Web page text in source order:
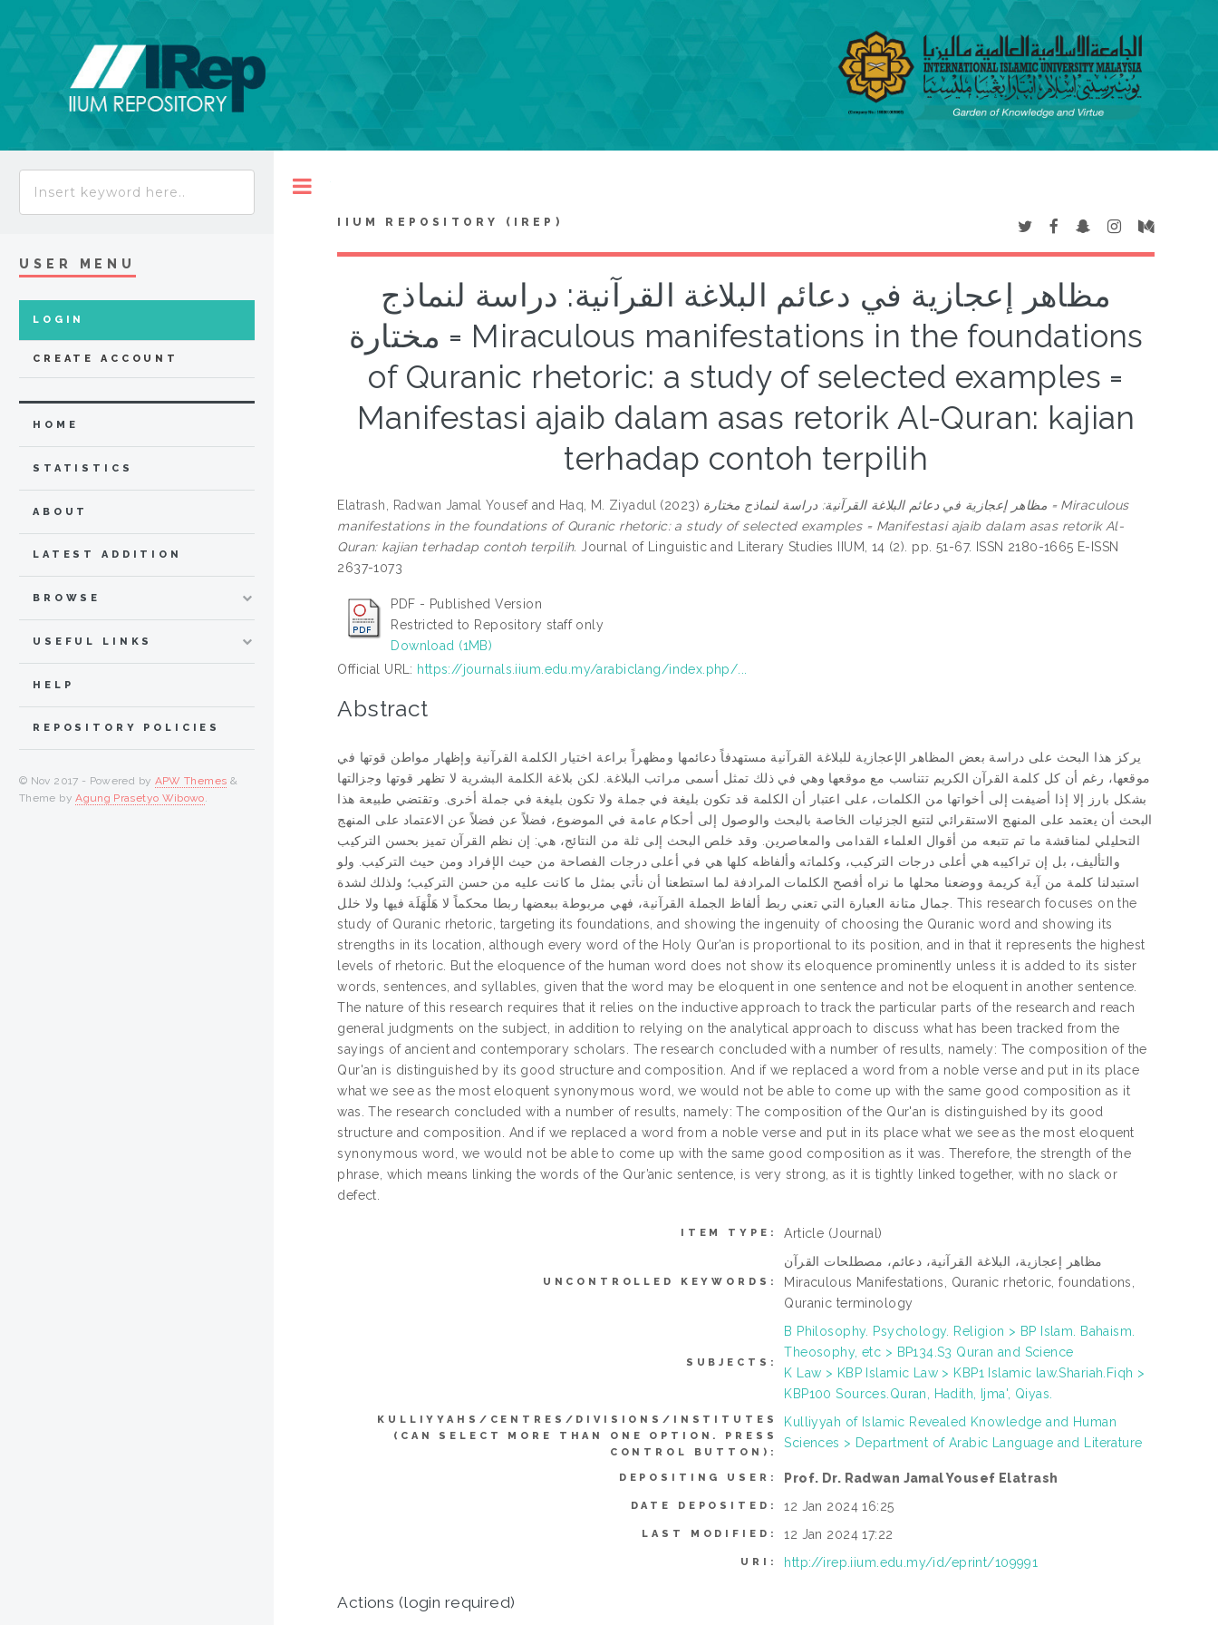
IIUM REPOSITORY (IREP)
مظاهر إعجازية في دعائم البلاغة القرآنية: دراسة لنماذج
مختارة = Miraculous manifestations in the foundations
of Quranic rhetoric: a study of selected examples =
Manifestasi ajaib dalam asas retorik Al-Quran: kajian
terhadap contoh terpilih
Elatrash, Radwan Jamal Yousefand Haq, M. Ziyadul (2023) مظاهر إعجازية في دعائم البلاغة القرآنية: دراسة لنماذج مختارة = Miraculous
manifestations in the foundations of Quranic rhetoric: a study of selected examples = Manifestasi ajaib dalam asas retorik Al-
Quran: kajian terhadap contoh terpilih. Journal of Linguistic and Literary Studies IIUM, 14 (2). pp. 51-67. ISSN 2180-1665 E-ISSN
2637-1073
PDF - Published Version
Restricted to Repository staff only
Download (1MB)
Official URL: https://journals.iium.edu.my/arabiclang/index.php/...
Abstract
يركز هذا البحث على دراسة بعض المظاهر الإعجازية للبلاغة القرآنية مستهدفاً دعائمها ومظهراً براعة اختيار الكلمة القرآنية وإظهار مواطن قوتها في
موقعها، رغم أن كل كلمة القرآن الكريم تتناسب مع موقعها وهي في ذلك تمثل أسمى مراتب البلاغة. لكن بلاغة الكلمة البشرية لا تظهر قوتها وجزالتها
بشكل بارز إلا إذا أضيفت إلى أخواتها من الكلمات، على اعتبار أن الكلمة قد تكون بليغة في جملة ولا تكون بليغة في جملة أخرى. وتقتضي طبيعة هذا
البحث أن يعتمد على المنهج الاستقرائي لتتبع الجزئيات الخاصة بالبحث والوصول إلى أحكام عامة في الموضوع، فضلاً عن فضلاً عن الاعتماد على المنهج
التحليلي لمناقشة ما تم تتبعه من أقوال العلماء القدامى والمعاصرين. وقد خلص البحث إلى ثلة من النتائج، هي: إن نظم القرآن تميز بحسن التركيب
والتأليف، بل إن تراكيبه هي أعلى درجات التركيب، وكلماته وألفاظه كلها هي في أعلى درجات الفصاحة من حيث الإفراد ومن حيث التركيب. ولو
استبدلنا كلمة من آية كريمة ووضعنا محلها ما نراه أفصح الكلمات المرادفة لما استطعنا أن نأتي بمثل ما كانت عليه من حسن التركيب؛ ولذلك لشدة
جمال متانة العبارة التي تعني ربط ألفاظ الجملة القرآنية، فهي مربوطة ببعضها ربطا محكماً لا هَلْهَلَة فيها ولا خلل. This research focuses on the
study of Quranic rhetoric, targeting its foundations, and showing the ingenuity of choosing the Quranic word and showing its
strengths in its location, although every word of the Holy Qur’an is proportional to its position, and in that it represents the highest
levels of rhetoric. But the eloquence of the human word does not show its eloquence prominently unless it is added to its sister
words, sentences, and syllables, given that the word may be eloquent in one sentence and not be eloquent in another sentence.
The nature of this research requires that it relies on the inductive approach to track the particular parts of the research and reach
general judgments on the subject, in addition to relying on the analytical approach to discuss what has been tracked from the
sayings of ancient and contemporary scholars. The research concluded with a number of results, namely: The composition of the
Qur'an is distinguished by its good structure and composition. And if we replaced a word from a noble verse and put in its place
what we see as the most eloquent synonymous word, we would not be able to come up with the same good composition as it
was. The research concluded with a number of results, namely: The composition of the Qur'an is distinguished by its good
structure and composition. And if we replaced a word from a noble verse and put in its place what we see as the most eloquent
synonymous word, we would not be able to come up with the same good composition as it was. Therefore, the strength of the
phrase, which means linking the words of the Qur’anic sentence, is very strong, as it is tightly linked together, with no slack or
defect.
ITEM TYPE: Article (Journal)
UNCONTROLLED KEYWORDS:
مظاهر إعجازية، البلاغة القرآنية، دعائم، مصطلحات القرآن
Miraculous Manifestations, Quranic rhetoric, foundations,
Quranic terminology
SUBJECTS:
B Philosophy. Psychology. Religion > BP Islam. Bahaism.
Theosophy, etc > BP134.S3 Quran and Science
K Law > KBP Islamic Law > KBP1 Islamic law.Shariah.Fiqh >
KBP100 Sources.Quran, Hadith, Ijma', Qiyas.
KULLIYYAHS/CENTRES/DIVISIONS/INSTITUTES
(CAN SELECT MORE THAN ONE OPTION. PRESS
CONTROL BUTTON):
Kulliyyah of Islamic Revealed Knowledge and Human
Sciences > Department of Arabic Language and Literature
DEPOSITING USER: Prof. Dr. Radwan Jamal Yousef Elatrash
DATE DEPOSITED: 12 Jan 2024 16:25
LAST MODIFIED: 12 Jan 2024 17:22
URI: http://irep.iium.edu.my/id/eprint/109991
Actions (login required)
USER MENU
LOGIN
CREATE ACCOUNT
HOME
STATISTICS
ABOUT
LATEST ADDITION
BROWSE
USEFUL LINKS
HELP
REPOSITORY POLICIES
© Nov 2017 - Powered by APW Themes &
Theme byAgung Prasetyo Wibowo.